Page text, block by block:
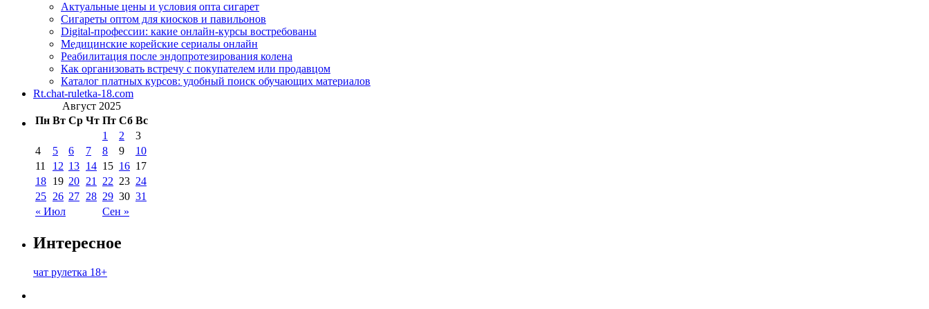
Актуальные цены и условия опта сигарет
Сигареты оптом для киосков и павильонов
Digital-профессии: какие онлайн-курсы востребованы
Медицинские корейские сериалы онлайн
Реабилитация после эндопротезирования колена
Как организовать встречу с покупателем или продавцом
Каталог платных курсов: удобный поиск обучающих материалов
Rt.chat-ruletka-18.com
Август 2025
Пн Вт Ср Чт Пт Сб Вс
« Июл Сен »
1 2
3
4
5 6 7 8 9
10
11
12 13 14 15 16 17
18 19 20 21 22 23 24
25 26 27 28 29 30 31
Интересное
чат рулетка 18+